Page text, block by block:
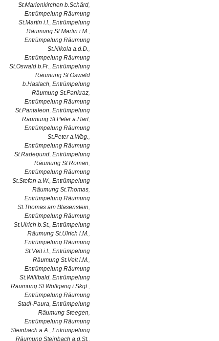
St.Marienkirchen b.Schärd,
Entrümpelung Räumung
St.Martin i.I., Entrümpelung
Räumung St.Martin i.M.,
Entrümpelung Räumung
St.Nikola a.d.D.,
Entrümpelung Räumung
St.Oswald b.Fr., Entrümpelung
Räumung St.Oswald
b.Haslach, Entrümpelung
Räumung St.Pankraz,
Entrümpelung Räumung
St.Pantaleon, Entrümpelung
Räumung St.Peter a.Hart,
Entrümpelung Räumung
St.Peter a.Wbg.,
Entrümpelung Räumung
St.Radegund, Entrümpelung
Räumung St.Roman,
Entrümpelung Räumung
St.Stefan a.W., Entrümpelung
Räumung St.Thomas,
Entrümpelung Räumung
St.Thomas am Blasenstein,
Entrümpelung Räumung
St.Ulrich b.St., Entrümpelung
Räumung St.Ulrich i.M.,
Entrümpelung Räumung
St.Veit i.I., Entrümpelung
Räumung St.Veit i.M.,
Entrümpelung Räumung
St.Willibald, Entrümpelung
Räumung St.Wolfgang i.Skgt.,
Entrümpelung Räumung
Stadl-Paura, Entrümpelung
Räumung Steegen,
Entrümpelung Räumung
Steinbach a.A., Entrümpelung
Räumung Steinbach a.d.St.,